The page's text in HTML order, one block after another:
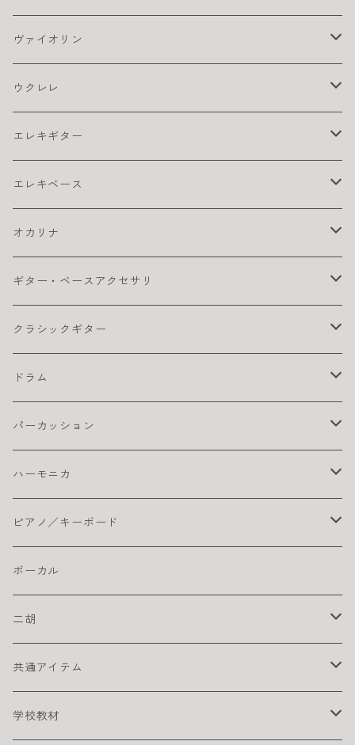
アコギ アクセサリ
アコギ チューナー
アコギ ピックアップ
楽器ケーブル
アコギ アンプ
アコギ 弦
アコギ弦 お買得パック
コーティング弦
アコギ本体
おとなにおすすめのアコギ
ライブにおすすめのアコギ
ヴァイオリン
バイオリン弦
4/4
松脂
ウクレレ
ウクレレ アクセサリ
ウクレレ チューナー
ウクレレ ピックアップ
ウクレレベース
コンサート・ウクレレ
ウクレレ初心者セット
ライブにおすすめのウクレレ
ソプラノ ウクレレ
プレゼント向きのウクレレ
初心者セット／ソプラノウクレレ
テナー・ウクレレ
エレキギター
エレキ アクセサリ
カポ
ギター チューナー
エレキ アンプ
エレキ エフェクター
エレキギター弦
エレキ弦 お買得パック
エレキギター本体
おとなにオススメのエレキギター
こどもにオススメのエレキギター
エレキベース
ベース アクセサリ
クリーナー・ワックス
その他
ベース エフェクター
ベース 弦
ベースアンプ
練習用ベースアンプ
ベース本体
ライブにおすすめのベース
初心者におすすめのベース
オカリナ
アルト
初心者におすすめのオカリナ（アルト）
ソプラノ
初心者におすすめのオカリナ
テナー
ギター・ベースアクセサリ
カポタスト
ギターチューナー
クリーナー・ワックス
ストラップ
その他
ヘッドフォン
ピック
ピックアップ
楽器ケーブル
クラシックギター
クラシック アクセサリ
ギター チューナー
クラシックギター ピックアップ
クラシックギター弦
コーティング弦
クラシックギター本体
おとなにおすすめのクラシックギター
こどもにオススメのクラシックギター
ドラム
ドラム アクセサリ
その他
ドラムセット
おすすめのドラムセット
ドラム・アクセサリー
電子ドラム用アンプ
ドラムスティック
パーカッション
初心者におすすめ
カホン本体
カリンバ
ハーモニカ
テンホールズ（ブルースハープ）
スズキ
複音ハーモニカ
スズキ
ピアノ／キーボード
電子ピアノ／キーボード
キーボードアンプ
初心者におすすめのキーボード
ボーカル
二胡
二胡セット
初心者におすすめの二胡
共通アイテム
クリーナー
学校教材